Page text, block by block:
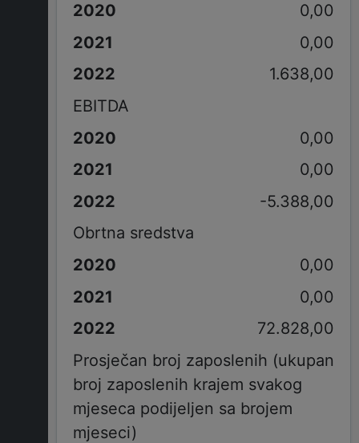
0,00
0,00
1.638,00
EBITDA
0,00
0,00
-5.388,00
Obrtna sredstva
0,00
0,00
72.828,00
Prosječan broj zaposlenih (ukupan
broj zaposlenih krajem svakog
mjeseca podijeljen sa brojem
mjeseci)